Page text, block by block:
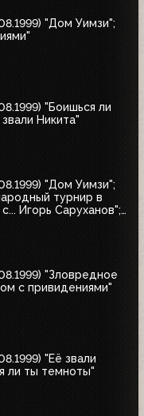
"Дом Уимзи";
"Боишься ли
Никита"
"Дом Уимзи";
турнир в
Игорь Саруханов";
"Зловредное
с привидениями"
"Её звали
ли ты темноты"